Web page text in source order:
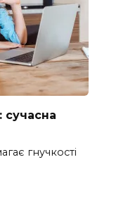
гнучкості